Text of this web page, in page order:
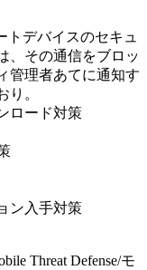
トデバイスのセキュ
、その通信をブロッ
管理者あてに通知す
り。
ロード対策
ン入手対策
Threat Defense/モ